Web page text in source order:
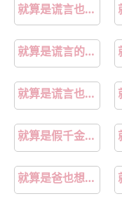
就算是谎言也请说吧歌词
就算是谎言的中文谐音歌词
就算是谎言也说吧
就算是假千金也要勇敢摆烂沈玥免费
就算是爸也想做动漫在线免费观看未删减